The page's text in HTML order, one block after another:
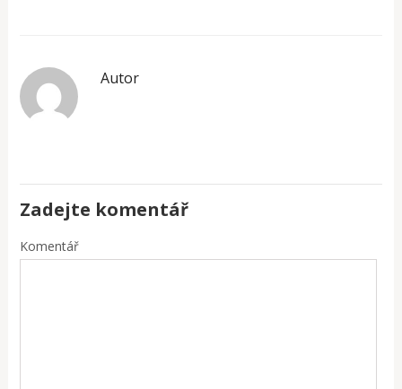
Autor
Zadejte komentář
Komentář